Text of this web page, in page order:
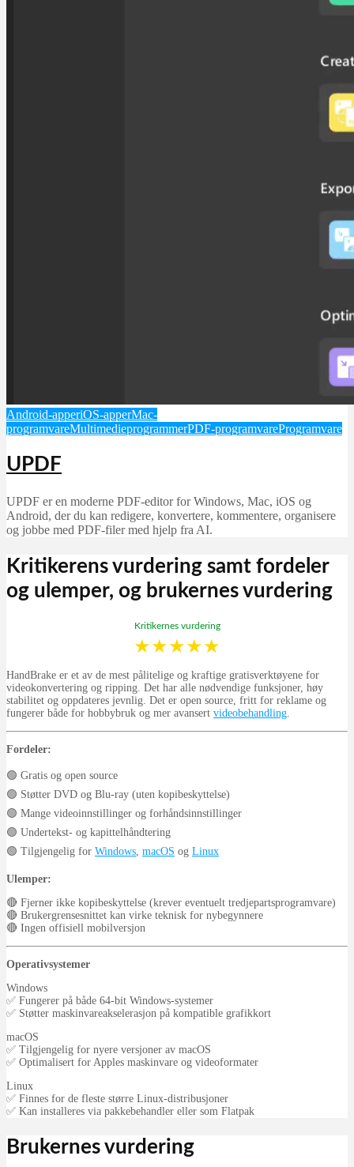
Android-apperiOS-apperMac-
programvareMultimedieprogrammerPDF-programvareProgramvare
UPDF
UPDF er en moderne PDF-editor for Windows, Mac, iOS og
Android, der du kan redigere, konvertere, kommentere, organisere
og jobbe med PDF-filer med hjelp fra AI.
Kritikerens vurdering samt fordeler
og ulemper, og brukernes vurdering
Kritikernes vurdering
★★★★★
HandBrake er et av de mest pålitelige og kraftige gratisverktøyene for
videokonvertering og ripping. Det har alle nødvendige funksjoner, høy
stabilitet og oppdateres jevnlig. Det er open source, fritt for reklame og
fungerer både for hobbybruk og mer avansert videobehandling.
Fordeler:
🟢 Gratis og open source
🟢 Støtter DVD og Blu-ray (uten kopibeskyttelse)
🟢 Mange videoinnstillinger og forhåndsinnstillinger
🟢 Undertekst- og kapittelhåndtering
🟢 Tilgjengelig for Windows, macOS og Linux
Ulemper:
🔴 Fjerner ikke kopibeskyttelse (krever eventuelt tredjepartsprogramvare)
🔴 Brukergrensesnittet kan virke teknisk for nybegynnere
🔴 Ingen offisiell mobilversjon
Operativsystemer
Windows
✅ Fungerer på både 64-bit Windows-systemer
✅ Støtter maskinvareakselerasjon på kompatible grafikkort
macOS
✅ Tilgjengelig for nyere versjoner av macOS
✅ Optimalisert for Apples maskinvare og videoformater
Linux
✅ Finnes for de fleste større Linux-distribusjoner
✅ Kan installeres via pakkebehandler eller som Flatpak
Brukernes vurdering